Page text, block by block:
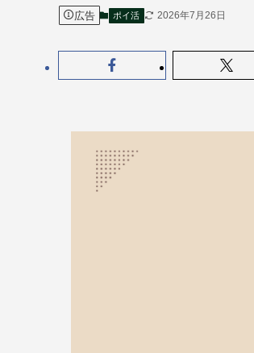
広告 ポイ活 2026年7月26日